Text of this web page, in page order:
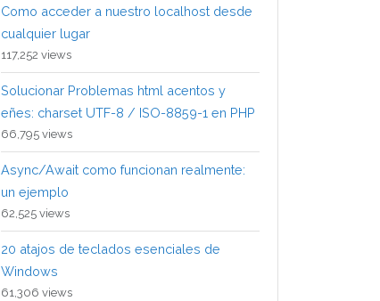
Como acceder a nuestro localhost desde
cualquier lugar
117,252 views
Solucionar Problemas html acentos y
eñes: charset UTF-8 / ISO-8859-1 en PHP
66,795 views
Async/Await como funcionan realmente:
un ejemplo
62,525 views
20 atajos de teclados esenciales de
Windows
61,306 views